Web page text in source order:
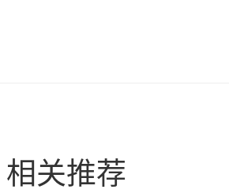
相关推荐